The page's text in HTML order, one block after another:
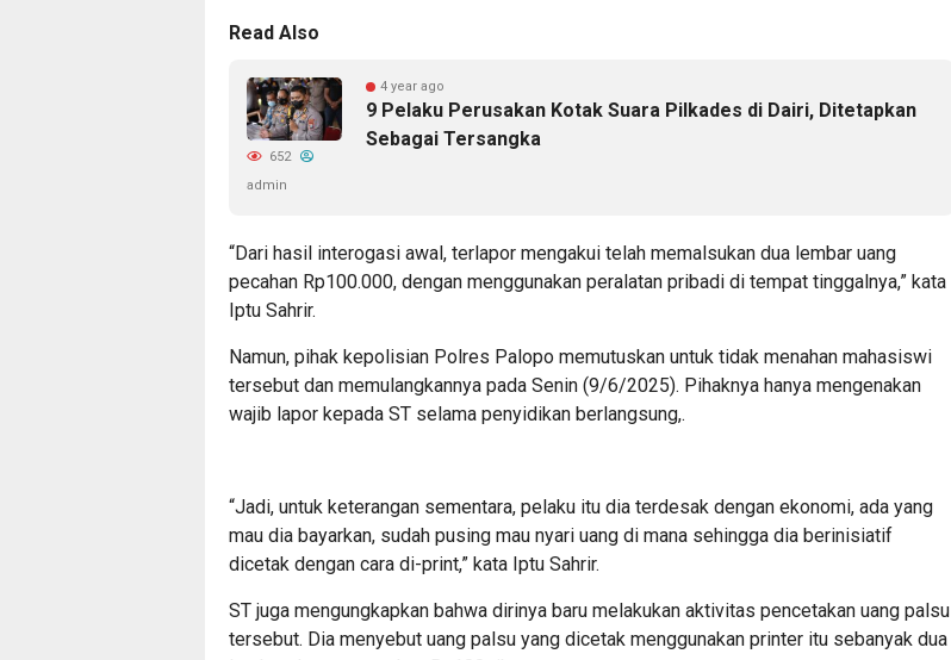
Read Also
4 year ago
9 Pelaku Perusakan Kotak Suara Pilkades di Dairi, Ditetapkan
Sebagai Tersangka
652
admin
“Dari hasil interogasi awal, terlapor mengakui telah memalsukan dua lembar uang
pecahan Rp100.000, dengan menggunakan peralatan pribadi di tempat tinggalnya,” kata
Iptu Sahrir.
Namun, pihak kepolisian Polres Palopo memutuskan untuk tidak menahan mahasiswi
tersebut dan memulangkannya pada Senin (9/6/2025). Pihaknya hanya mengenakan
wajib lapor kepada ST selama penyidikan berlangsung,.
“Jadi, untuk keterangan sementara, pelaku itu dia terdesak dengan ekonomi, ada yang
mau dia bayarkan, sudah pusing mau nyari uang di mana sehingga dia berinisiatif
dicetak dengan cara di-print,” kata Iptu Sahrir.
ST juga mengungkapkan bahwa dirinya baru melakukan aktivitas pencetakan uang palsu
tersebut. Dia menyebut uang palsu yang dicetak menggunakan printer itu sebanyak dua